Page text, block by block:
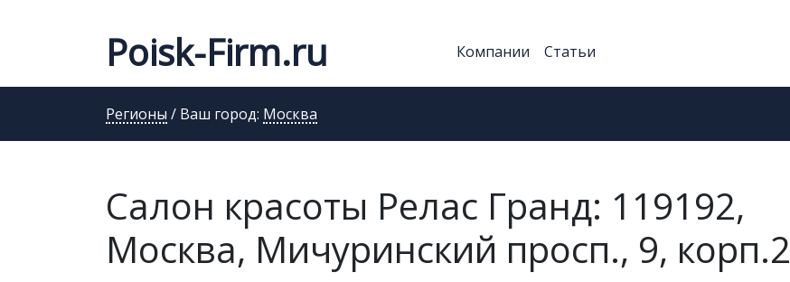
Poisk-Firm.ru Компании Статьи
Регионы / Ваш город: Москва
Салон красоты Релас Гранд: 119192,
Москва, Мичуринский просп., 9, корп.2